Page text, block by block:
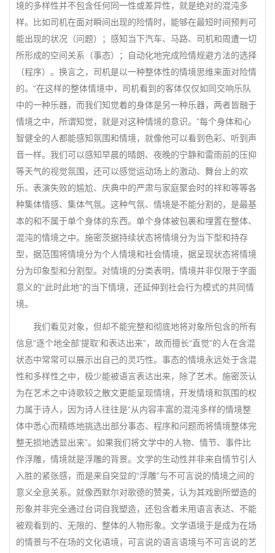
境的多样性并不包含任何同一性或差异性，就是绝对的混沌多
样。比如司机在面对瞬间出现的险情时，能够在最短时间预判可
能出现的状况（问题）；感知当下汽车、马路、司机和周遭一切
所形成的空间关系（事态）；自动化地完成险情规避方法的选择
（程序）。换言之，司机是以一种整体性的情境思维来面对险情
的。“在这样的整体情境中，司机看到的客体仅仅如同交响乐队
中的一种乐器，而我们知觉着的身体是另一种乐器，两者皆融于
情境之中，所谓知觉，就是对这种情境的意识。”每个身体和心
智健全的人都能感知氛围和情境，就像他可以看到色彩、听到声
音一样。我们可以感知早晨的晴朗、夜晚的宁静和雷雨前的压抑
等天气的视觉氛围，还可以感觉运动场上的激动、舞台上的欢
乐、表演失败的尴尬、庆典中的严肃与家庭聚会时的祥和等等各
种集体情感、集体气氛。这种气氛、情境是不能分割的，是最基
本的和不属于单个身体的东西。单个身体被包裹和埋置在整体、
混沌的情境之中。施密茨据持续状态将情境分为当下型和持存
型，据范围将情境分为个人情境和社会情境，据呈现状态将情境
分为印象型和分割型。对情境的分类表明，情境并非仅限于字面
意义的“此时此地”的当下情境，还延伸到社会行为模式的共同情
境。
我们看见对象，但却不能完整和彻底地将对象所包含的所有
信息“逐个地全部‘提取’和表达出来”，故而擅长“直觉”的人在含混
状态中常常可以展示出自己的灵巧性。事态的情境永远处于含混
性和多样性之中，极少能被语言表达出来，除了艺术。施密茨认
为在艺术之中诗歌较之散文更能呈现情境，开发情境和氛围的权
力属于诗人，因为诗人往往是“从内容丰富的混沌多样的情境整
体中悉心而精练地挑选出部分事态、程序和问题而将情境整体完
整无损地透显出来”。如果我们将文学中的人物、情节、事件比
作浮雕，情境就是浮雕的背景。文学的生动性并非来自情节引人
入胜的紧张感，而是来自突显的“浮雕”与不可言说的情境之间的
意义全息关系。就像西默尔对歌德的赞美，认为其戏剧所塑造的
形象并非完全通过台词自我塑造，还包含着未用语言表达、不能
被观看到的、无限的、整体的人物形象。文学语境于是成为在场
的情景与不在场的文化语境，可言说的语言语境与不可言说的艺